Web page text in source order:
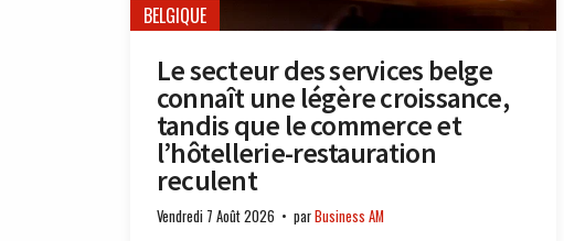
BELGIQUE
Le secteur des services belge
connaît une légère croissance,
tandis que le commerce et
l’hôtellerie-restauration
reculent
Vendredi 7 Août 2026 parBusiness AM